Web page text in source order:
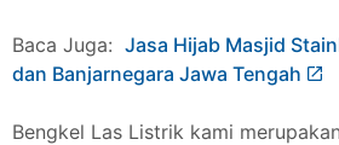
Baca Juga: Jasa Hijab Masjid
dan Banjarnegara Jawa Tengah
Bengkel Las Listrik kami